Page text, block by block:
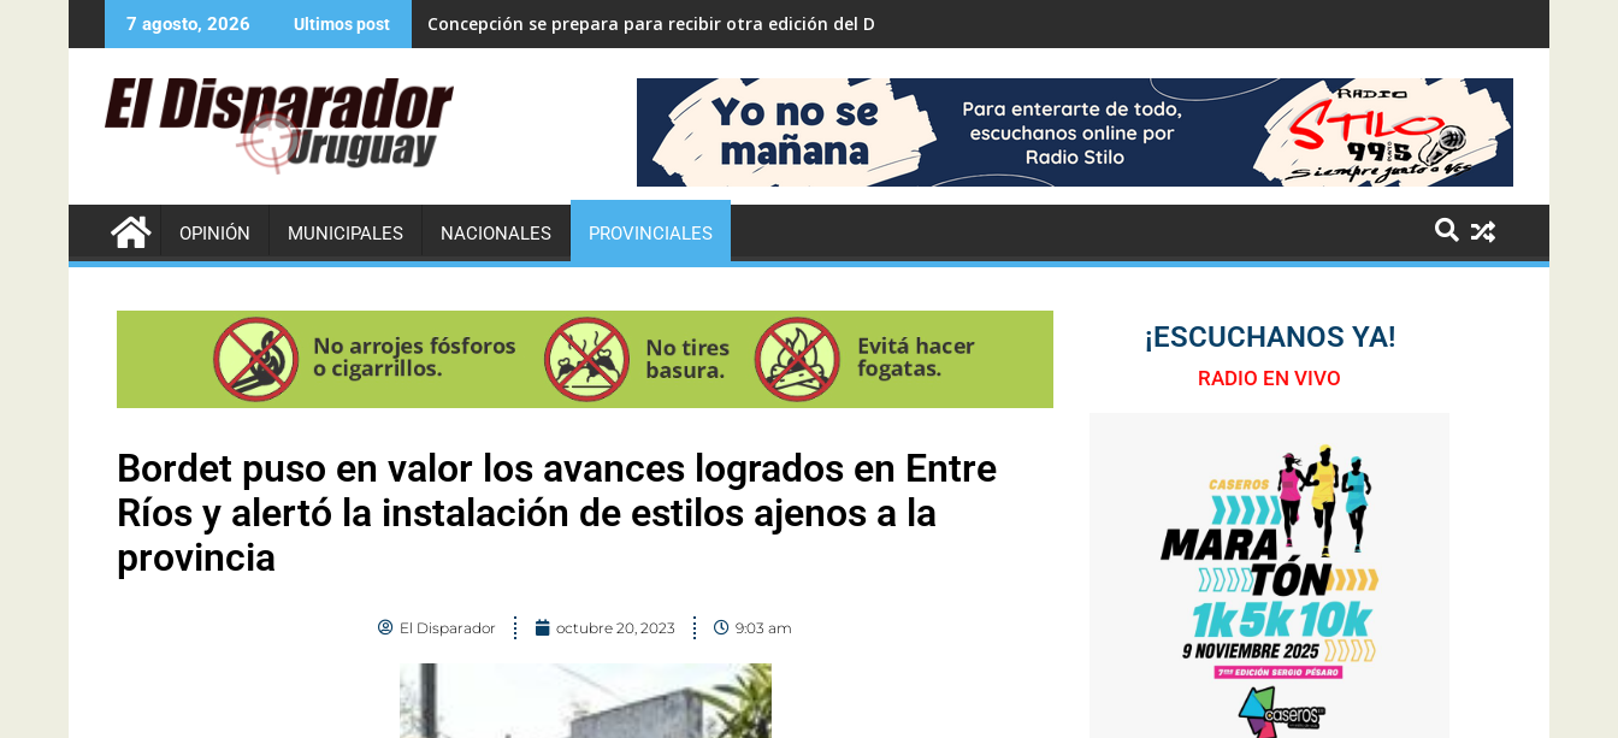
7 agosto, 2026 Ultimos post Concepción se prepara para recibir otra edición del Desafío ECO YPF
OPINIÓN MUNICIPALES NACIONALES PROVINCIALES
Bordet puso en valor los avances logrados en Entre
Ríos y alertó la instalación de estilos ajenos a la
provincia
El Disparador octubre 20, 2023 9:03 am
¡ESCUCHANOS YA!
RADIO EN VIVO